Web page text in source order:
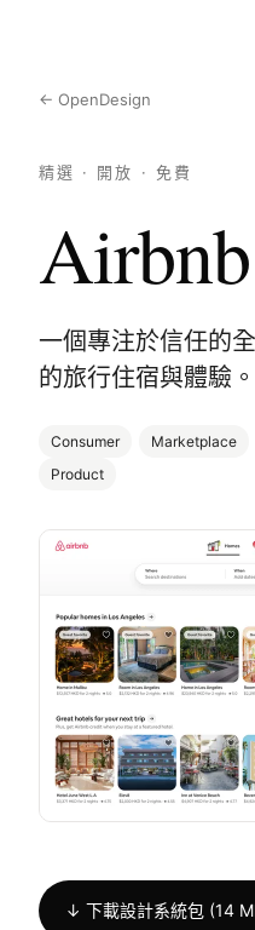
← OpenDesign
精選 · 開放 · 免費
Airbnb
一個專注於信任的
的旅行住宿與體驗。
Consumer Marketplace
Product
↓ 下載設計系統包 (14